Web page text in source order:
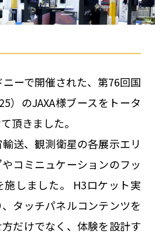
ーで開催された、第76回国
）のJAXA様ブースをトータ
頂きました。
送、観測衛星の各展示エリ
コミニュケーションのフッ
施しました。 H3ロケット実
タッチパネルコンテンツを
だけでなく、体験を設計す